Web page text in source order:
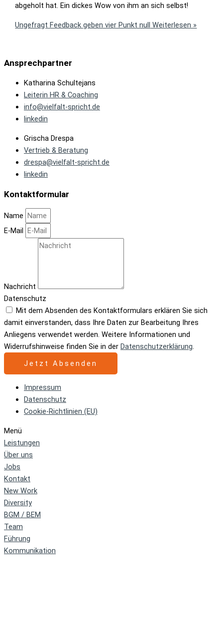
abgeholt hat. Ein dickes Wow von ihm an sich selbst!
Ungefragt Feedback geben vier Punkt null Weiterlesen »
Ansprechpartner
Katharina Schultejans
Leiterin HR & Coaching
info@vielfalt-spricht.de
linkedin
Grischa Drespa
Vertrieb & Beratung
drespa@vielfalt-spricht.de
linkedin
Kontaktformular
Name
E-Mail
Nachricht
Datenschutz
Mit dem Absenden des Kontaktformulars erklären Sie sich
damit einverstanden, dass Ihre Daten zur Bearbeitung Ihres
Anliegens verwendet werden. Weitere Informationen und
Widerrufshinweise finden Sie in der Datenschutzerklärung.
Jetzt Absenden
Impressum
Datenschutz
Cookie-Richtlinien (EU)
Menü
Leistungen
Über uns
Jobs
Kontakt
New Work
Diversity
BGM / BEM
Team
Führung
Kommunikation